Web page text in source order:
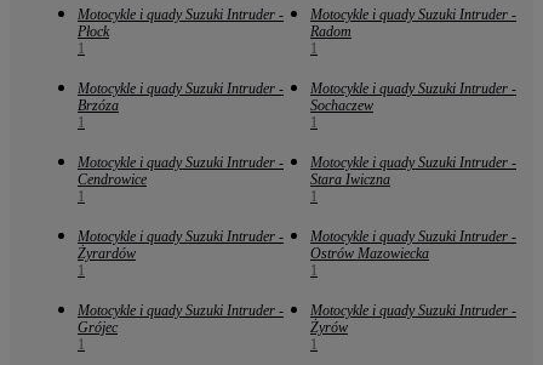
Motocykle i quady Suzuki Intruder -
Płock
1
Motocykle i quady Suzuki Intruder -
Radom
1
Motocykle i quady Suzuki Intruder -
Brzóza
1
Motocykle i quady Suzuki Intruder -
Sochaczew
1
Motocykle i quady Suzuki Intruder -
Cendrowice
1
Motocykle i quady Suzuki Intruder -
Stara Iwiczna
1
Motocykle i quady Suzuki Intruder -
Żyrardów
1
Motocykle i quady Suzuki Intruder -
Ostrów Mazowiecka
1
Motocykle i quady Suzuki Intruder -
Grójec
1
Motocykle i quady Suzuki Intruder -
Żyrów
1